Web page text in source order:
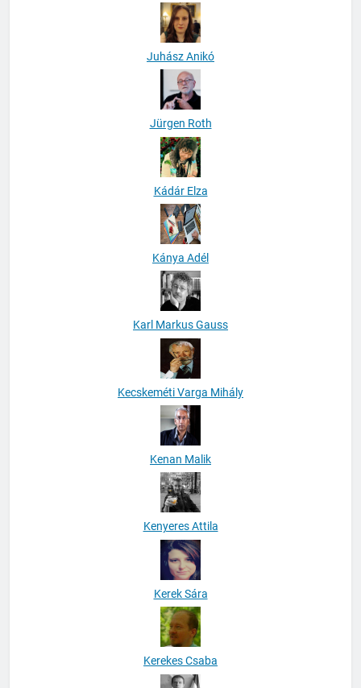
Juhász Anikó
Jürgen Roth
Kádár Elza
Kánya Adél
Karl Markus Gauss
Kecskeméti Varga Mihály
Kenan Malik
Kenyeres Attila
Kerek Sára
Kerekes Csaba